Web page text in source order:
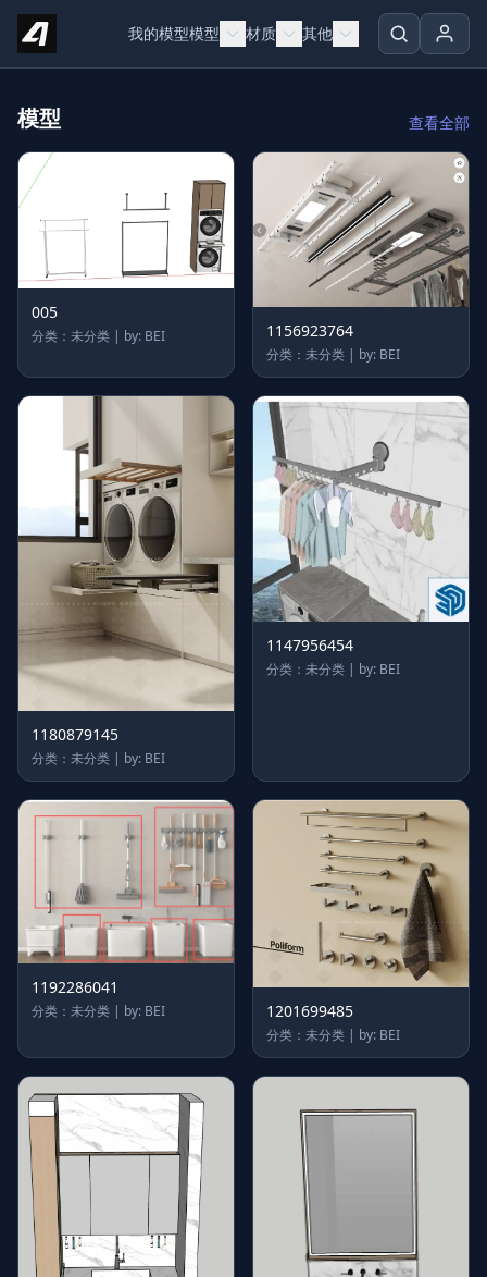
Skip to content
我的模型模型 材质 其他
模型 查看全部
005
分类：未分类 | by: BEI 1156923764
分类：未分类 | by: BEI
1180879145
分类：未分类 | by: BEI
1147956454
分类：未分类 | by: BEI
1192286041
分类：未分类 | by: BEI 1201699485
分类：未分类 | by: BEI